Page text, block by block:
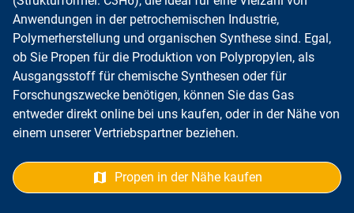
Anwendungen in der petrochemischen Industrie,
Polymerherstellung und organischen Synthese sind. Egal,
ob Sie Propen für die Produktion von Polypropylen, als
Ausgangsstoff für chemische Synthesen oder für
Forschungszwecke benötigen, können Sie das Gas
entweder direkt online bei uns kaufen, oder in der Nähe von
einem unserer Vertriebspartner beziehen.
Propen in der Nähe kaufen